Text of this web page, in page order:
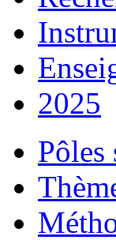
2025
Pôles